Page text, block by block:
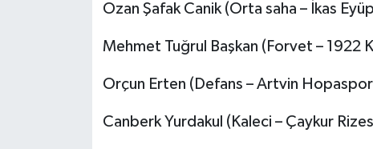
Ozan Şafak Canik (Orta saha – İkas
Mehmet Tuğrul Başkan (Forvet – 1922
Orçun Erten (Defans – Artvin
Canberk Yurdakul (Kaleci – Çaykur